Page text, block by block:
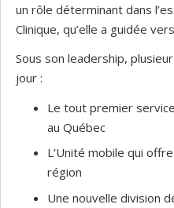
un rôle déterminant dans
Clinique, qu’elle a guidée
Sous son leadership,
jour :
Le tout premier
au Québec
L’Unité mobile qui
région
Une nouvelle division